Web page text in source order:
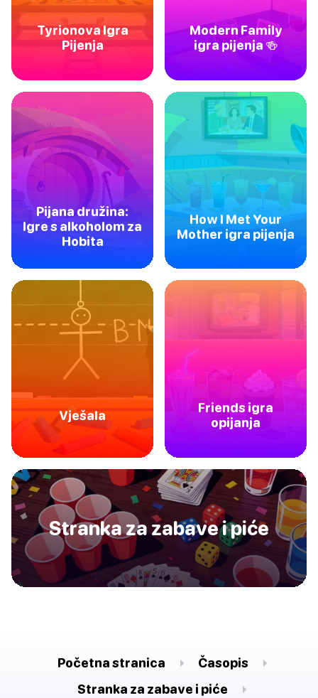
Tyrionova Igra
Pijenja
Modern Family
igra pijenja 🍻
Pijana družina:
Igre s alkoholom za
Hobita
How I Met Your
Mother igra pijenja
Vješala
Friends igra
opijanja
Stranka za zabave i piće
Početna stranica
Časopis
Stranka za zabave i piće